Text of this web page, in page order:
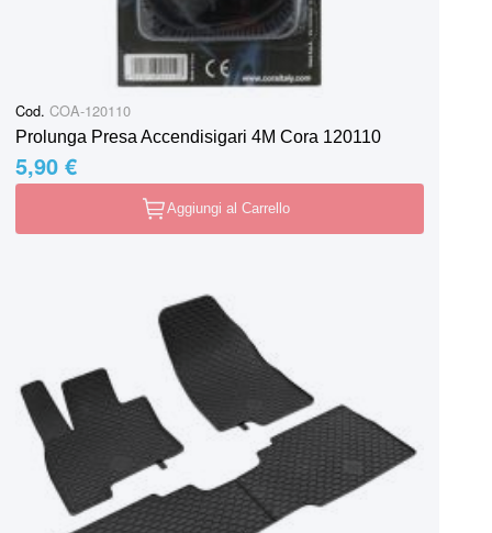
Cod. COA-120110
Prolunga Presa Accendisigari 4M Cora 120110
5,90 €
Aggiungi al Carrello